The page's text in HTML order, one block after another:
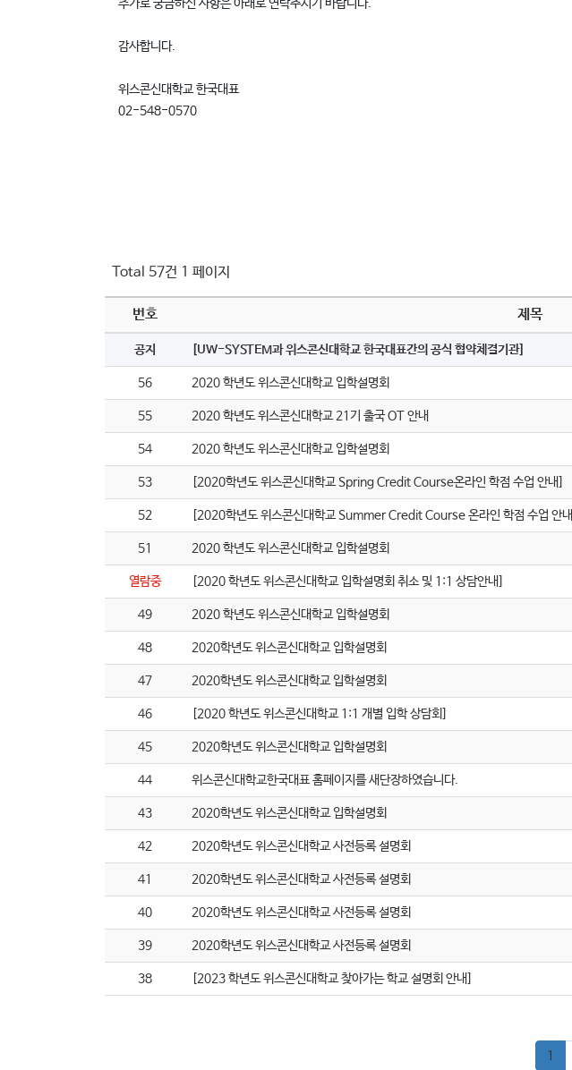
추가로 궁금하신 사항은 아래로 연락주시기 바랍니다.
감사합니다.
위스콘신대학교 한국대표
02-548-0570
Total 57건 1 페이지
번호 제목
공지 [UW-SYSTEM과 위스콘신대학교 한국대표간의 공식 협약체결기관]
56 2020 학년도 위스콘신대학교 입학설명회
55 2020 학년도 위스콘신대학교 21기 출국 OT 안내
54 2020 학년도 위스콘신대학교 입학설명회
53 [2020학년도 위스콘신대학교 Spring Credit Course온라인 학점 수업 안내]
52 [2020학년도 위스콘신대학교 Summer Credit Course 온라인 학점 수업 안내]
51 2020 학년도 위스콘신대학교 입학설명회
열람중 [2020 학년도 위스콘신대학교 입학설명회 취소 및 1:1 상담안내]
49 2020 학년도 위스콘신대학교 입학설명회
48 2020학년도 위스콘신대학교 입학설명회
47 2020학년도 위스콘신대학교 입학설명회
46 [2020 학년도 위스콘신대학교 1:1 개별 입학 상담회]
45 2020학년도 위스콘신대학교 입학설명회
44 위스콘신대학교한국대표 홈페이지를 새단장하였습니다.
43 2020학년도 위스콘신대학교 입학설명회
42 2020학년도 위스콘신대학교 사전등록 설명회
41 2020학년도 위스콘신대학교 사전등록 설명회
40 2020학년도 위스콘신대학교 사전등록 설명회
39 2020학년도 위스콘신대학교 사전등록 설명회
38 [2023 학년도 위스콘신대학교 찾아가는 학교 설명회 안내]
1